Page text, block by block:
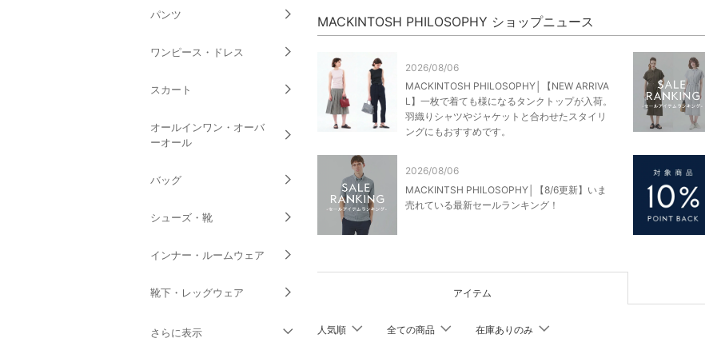
パンツ
ワンピース・ドレス
スカート
オールインワン・オーバ
ーオール
バッグ
シューズ・靴
インナー・ルームウェア
靴下・レッグウェア
さらに表示
MACKINTOSH PHILOSOPHY ショップニュース
2026/08/06
MACKINTOSH PHILOSOPHY│【NEW ARRIVA
L】一枚で着ても様になるタンクトップが入荷。
羽織りシャツやジャケットと合わせたスタイリ
ングにもおすすめです。
2026/08/06
MACKINTSH PHILOSOPHY│【8/6更新】いま
売れている最新セールランキング！
アイテム
人気順 全ての商品 在庫ありのみ